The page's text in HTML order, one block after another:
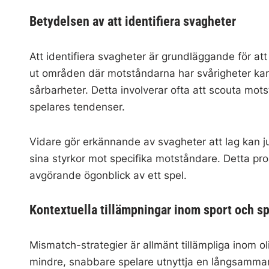
Betydelsen av att identifiera svagheter
Att identifiera svagheter är grundläggande för
ut områden där motståndarna har svårigheter
sårbarheter. Detta involverar ofta att scouta
spelares tendenser.
Vidare gör erkännande av svagheter att lag kan
sina styrkor mot specifika motståndare. Detta
avgörande ögonblick av ett spel.
Kontextuella tillämpningar inom sport och
Mismatch-strategier är allmänt tillämpliga inom
mindre, snabbare spelare utnyttja en